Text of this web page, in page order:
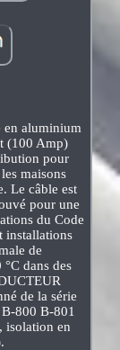
en aluminium
(100 Amp)
pour
maisons
Le câble est
pour une
du Code
installations
de
dans des
de la série
800 B-801
isolation en